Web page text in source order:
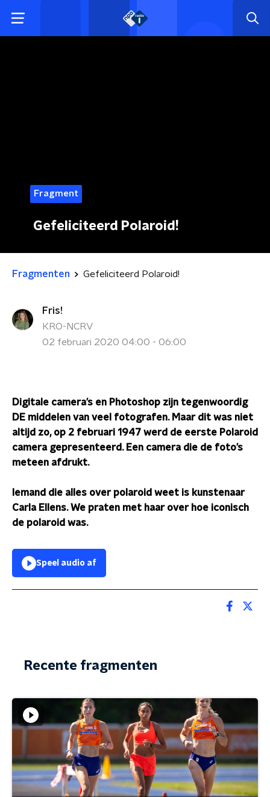
Fragment
Gefeliciteerd Polaroid!
Fragmenten Gefeliciteerd Polaroid!
Fris!
KRO-NCRV
02 februari 2020 04:00 - 06:00
Digitale camera’s en Photoshop zijn tegenwoordig
DE middelen van veel fotografen. Maar dit was niet
altijd zo, op 2 februari 1947 werd de eerste Polaroid
camera gepresenteerd. Een camera die de foto’s
meteen afdrukt.
Iemand die alles over polaroid weet is kunstenaar
Carla Ellens. We praten met haar over hoe iconisch
de polaroid was.
Speel audio af
Recente fragmenten